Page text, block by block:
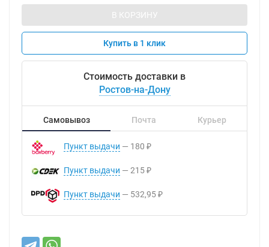
В КОРЗИНУ
Купить в 1 клик
Стоимость доставки в
Ростов-на-Дону
Самовывоз Почта Курьер
Пункт выдачи 180 ₽
Пункт выдачи 215 ₽
Пункт выдачи 532,95 ₽